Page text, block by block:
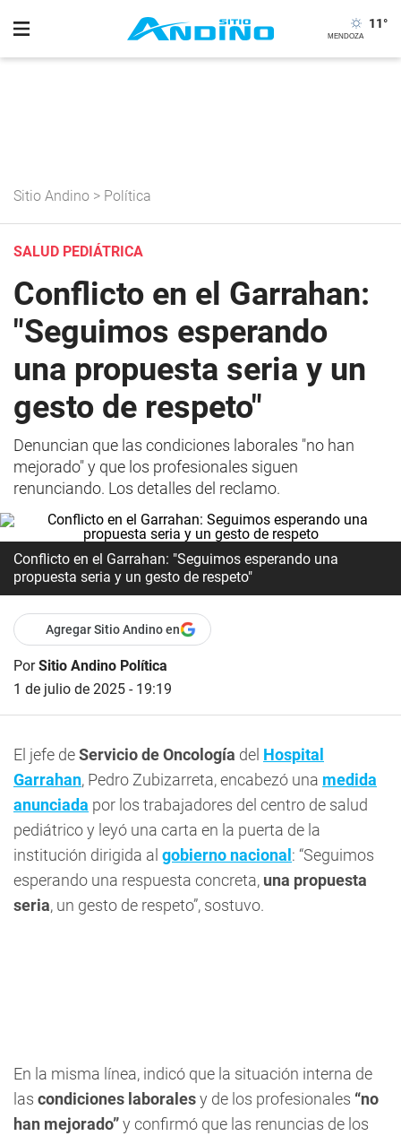
11°
Sitio Andino > Política
SALUD PEDIÁTRICA
Conflicto en el Garrahan:
"Seguimos esperando
una propuesta seria y un
gesto de respeto"
Denuncian que las condiciones laborales "no han
mejorado" y que los profesionales siguen
renunciando. Los detalles del reclamo.
Conflicto en el Garrahan: "Seguimos esperando una
propuesta seria y un gesto de respeto"
Agregar Sitio Andino en
PorSitio Andino Política
1 de julio de 2025 - 19:19
El jefe deServicio de Oncología del Hospital
Garrahan, Pedro Zubizarreta, encabezó una medida
anunciada por los trabajadores del centro de salud
pediátrico y leyó una carta en la puerta de la
institución dirigida al gobierno nacional : “Seguimos
esperando una respuesta concreta, una propuesta
seria, un gesto de respeto”, sostuvo.
En la misma línea, indicó que la situación interna de
las condiciones laboralesy de los profesionales “no
han mejorado”y confirmó que las renuncias de los